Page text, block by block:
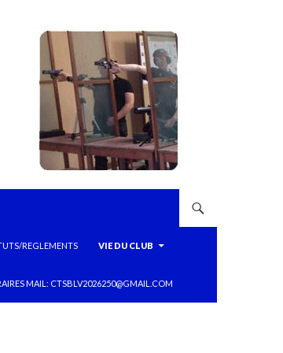
REGLEMENTS VIE DU CLUB
MAIL: CTSBLV2026250@GMAIL.COM